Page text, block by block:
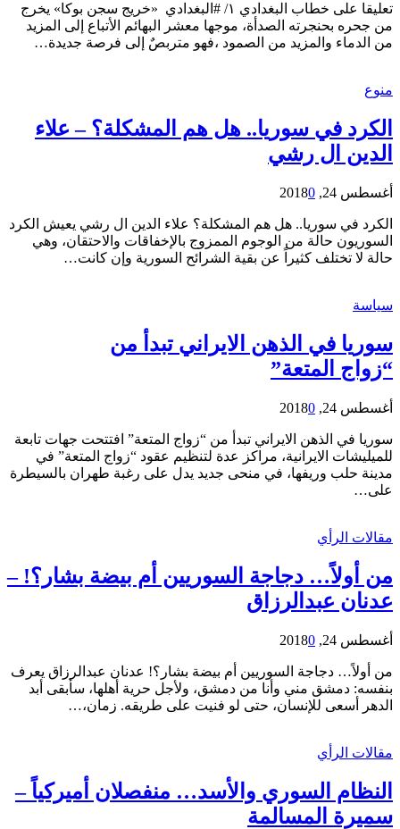
تعليقا على خطاب البغدادي ١/ #البغدادي «خريج سجن بوكا» يخرج
من جحره بحنجرته الصدأة، موجها معشر البهائم الأتباع إلى المزيد
من الدماء والمزيد من الصمود ،فهو متربصٌ إلى فرصة جديدة…
منوع
الكرد في سوريا.. هل هم المشكلة؟ – علاء
الدين ال رشي
أغسطس 24, 2018 0
الكرد في سوريا.. هل هم المشكلة؟ علاء الدين ال رشي يعيش الكرد
السوريون حالة من الوجوم الممزوج بالإخفاقات والاحتقان، وهي
حالة لا تختلف كثيراً عن بقية الشرائح السورية وإن كانت…
سياسة
سوريا في الذهن الايراني تبدأ من
“زواج المتعة”
أغسطس 24, 2018 0
سوريا في الذهن الايراني تبدأ من “زواج المتعة” افتتحت جهات تابعة
للميليشات الايرانية، مراكز عدة لتنظيم عقود “زواج المتعة” في
مدينة حلب وريفها، في منحى جديد يدل على رغبة طهران بالسيطرة
على…
مقالات الرأي
من أولاً… دجاجة السوريين أم بيضة بشار؟! –
عدنان عبدالرزاق
أغسطس 24, 2018 0
من أولاً… دجاجة السوريين أم بيضة بشار؟! عدنان عبدالرزاق يعرف
بنفسه: دمشق مني وأنا من دمشق، ولأجل حرية أهلها، سأبقى أبد
الدهر أسعى للإنسان، حتى لو فنيت على طريقه. زمان،…
مقالات الرأي
النظام السوري والأسد… منفصلان أميركياً –
سميرة المسالمة